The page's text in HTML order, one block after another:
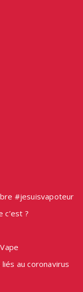
#jesuisvapoteur
c’est ?
au coronavirus